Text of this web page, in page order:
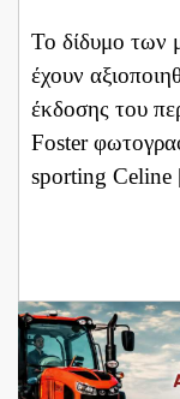
Το δίδυμο των
έχουν
έκδοσης του
Foster
sporting